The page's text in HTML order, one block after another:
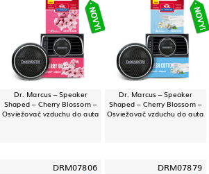
Dr. Marcus – Speaker
Shaped – Cherry Blossom –
Osviežovač vzduchu do auta
Dr. Marcus – Speaker
Shaped – Cherry Blossom –
Osviežovač vzduchu do auta
DRM07806 DRM07879